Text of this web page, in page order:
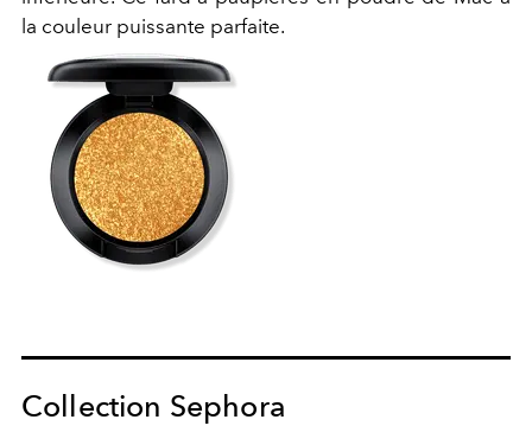
la couleur puissante parfaite.
Collection Sephora